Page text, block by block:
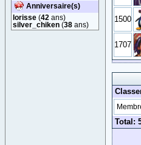
Anniversaire(s)
lorisse (42 ans)
silver_chiken (38 ans)
1500
1707
Total: